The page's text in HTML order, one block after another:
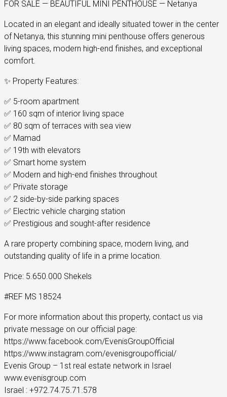
FOR SALE — BEAUTIFUL MINI PENTHOUSE — Netanya
Located in an elegant and ideally situated tower in the center
of Netanya, this stunning mini penthouse offers generous
living spaces, modern high-end finishes, and exceptional
comfort.
✨ Property Features:
✅ 5-room apartment
✅ 160 sqm of interior living space
✅ 80 sqm of terraces with sea view
✅ Mamad
✅ 19th with elevators
✅ Smart home system
✅ Modern and high-end finishes throughout
✅ Private storage
✅ 2 side-by-side parking spaces
✅ Electric vehicle charging station
✅ Prestigious and sought-after residence
A rare property combining space, modern living, and
outstanding quality of life in a prime location.
Price: 5.650.000 Shekels
#REF MS 18524
For more information about this property, contact us via
private message on our official page:
https://www.facebook.com/EvenisGroupOfficial
https://www.instagram.com/evenisgroupofficial/
Evenis Group – 1st real estate network in Israel
www.evenisgroup.com
Israel : +972.74.75.71.578